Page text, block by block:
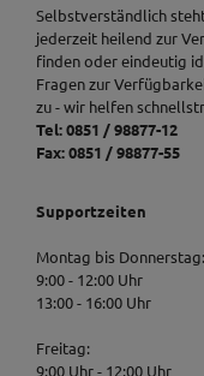
Selbstverständlich
jederzeit heilend zur
finden oder eindeutig
Fragen zur
zu - wir helfen
Tel: 0851 / 98877-12
Fax: 0851 / 98877-55
Supportzeiten
Montag bis Donnerstag:
9:00 - 12:00 Uhr
13:00 - 16:00 Uhr
Freitag:
9:00 Uhr - 12:00 Uhr